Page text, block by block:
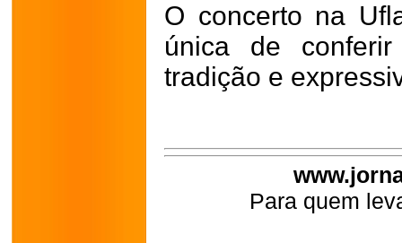
O concerto na
única de
tradição e
Para quem